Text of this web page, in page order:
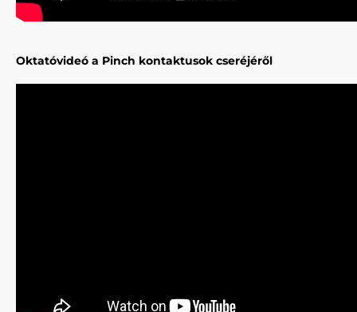
Oktatóvideó a Pinch kontaktusok cseréjéről